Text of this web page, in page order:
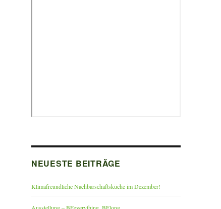
NEUESTE BEITRÄGE
Klimafreundliche Nachbarschaftsküche im Dezember!